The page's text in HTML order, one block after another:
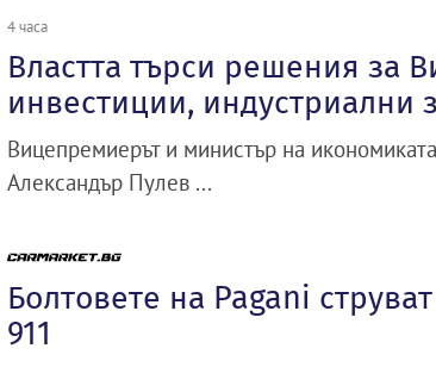
4 часа
Властта търси решения за
инвестиции, индустриални
Вицепремиерът и министър на
Александър Пулев ...
Болтовете на Pagani
911